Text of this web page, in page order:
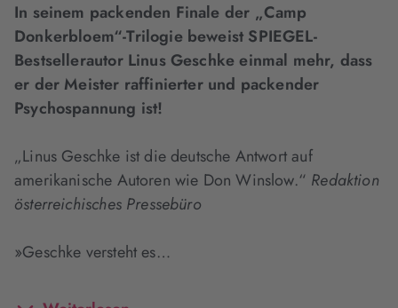
In seinem packenden Finale der „Camp
Donkerbloem“-Trilogie beweist SPIEGEL-
Bestsellerautor Linus Geschke einmal mehr, dass
er der Meister raffinierter und packender
Psychospannung ist!
„Linus Geschke ist die deutsche Antwort auf
amerikanische Autoren wie Don Winslow.“ Redaktion
österreichisches Pressebüro
»Geschke versteht es…